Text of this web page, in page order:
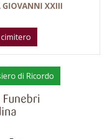
GIOVANNI XXIII
di Ricordo
Funebri